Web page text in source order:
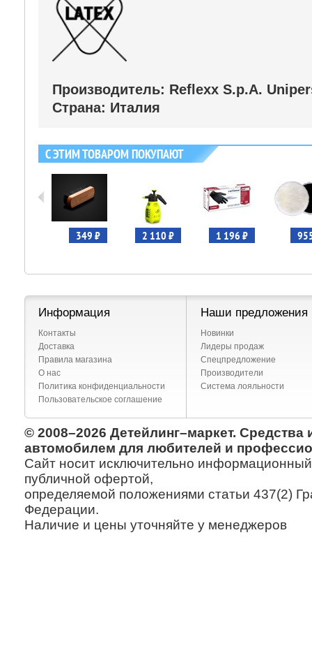
Производитель: Reflexx S.p.A.
Страна: Италия
С ЭТИМ ТОВАРОМ ПОКУПАЮТ
349 ₽ 2 110 ₽ 1 196 ₽
Информация
Контакты
Доставка
Правила магазина
О нас
Политика конфиденциальности
Пользовательское соглашение
Наши предложения
Новинки
Лидеры продаж
Спецпредложение
Производители
Система лояльности
© 2008–2026 Детейлинг–маркет. Средства
автомобилем для любителей и
Сайт носит исключительно информационный
публичной офертой,
определяемой положениями статьи 437(2)
Федерации.
Наличие и цены уточняйте у менеджеров